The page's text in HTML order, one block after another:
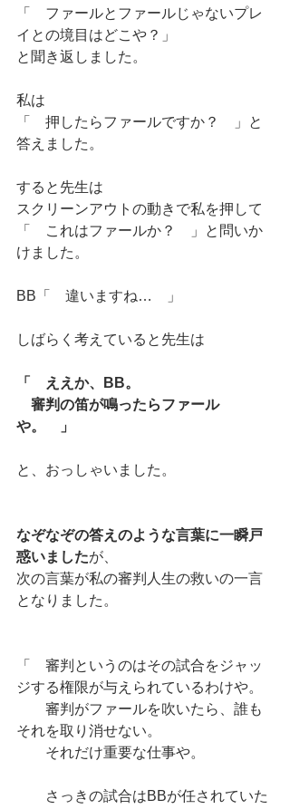
「　ファールとファールじゃないプレ
イとの境目はどこや？」
と聞き返しました。
私は
「　押したらファールですか？　」と
答えました。
すると先生は
スクリーンアウトの動きで私を押して
「　これはファールか？　」と問いか
けました。
BB「　違いますね…　」
しばらく考えていると先生は
「　ええか、BB。
審判の笛が鳴ったらファール
や。　」
と、おっしゃいました。
なぞなぞの答えのような言葉に一瞬戸
惑いましたが、
次の言葉が私の審判人生の救いの一言
となりました。
「　審判というのはその試合をジャッ
ジする権限が与えられているわけや。
審判がファールを吹いたら、誰も
それを取り消せない。
それだけ重要な仕事や。
さっきの試合はBBが任されていた